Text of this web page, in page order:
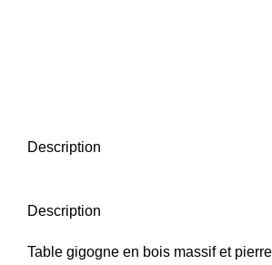
Description
Description
Table gigogne en bois massif et